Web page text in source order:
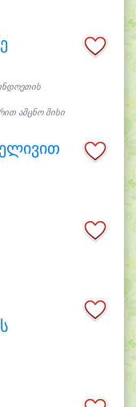
ამცნო მისი